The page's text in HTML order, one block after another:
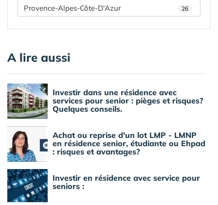
Provence-Alpes-Côte-D'Azur 26
A lire aussi
Investir dans une résidence avec
services pour senior : pièges et risques?
Quelques conseils.
Achat ou reprise d'un lot LMP - LMNP
en résidence senior, étudiante ou Ehpad
: risques et avantages?
Investir en résidence avec service pour
seniors :